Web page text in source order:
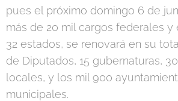
pues el próximo domingo 6 de
más de 20 mil cargos federales y
32 estados, se renovará en su
de Diputados, 15 gubernaturas,
locales, y los mil 900
municipales.